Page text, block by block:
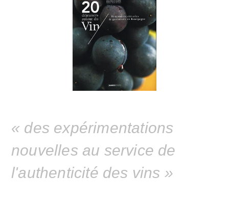
« des expérimentations
nouvelles au service de
l'authenticité des vins »